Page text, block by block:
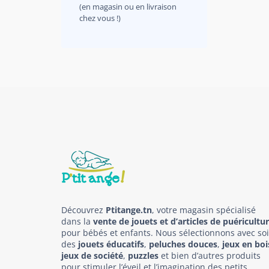
(en magasin ou en livraison
chez vous !)
Découvrez Ptitange.tn, votre magasin spécialisé
dans la vente de jouets et d’articles de
pour bébés et enfants. Nous sélectionnons avec
des jouets éducatifs, peluches douces, jeux en
jeux de société, puzzles et bien d’autres produits